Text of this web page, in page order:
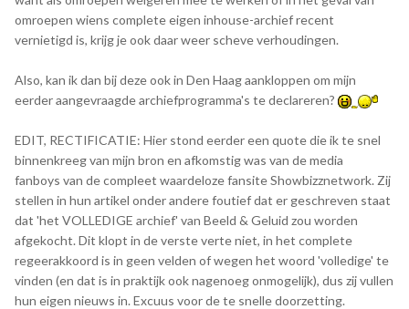
omroepen wiens complete eigen inhouse-archief recent
vernietigd is, krijg je ook daar weer scheve verhoudingen.
Also, kan ik dan bij deze ook in Den Haag aankloppen om mijn
eerder aangevraagde archiefprogramma's te declareren?
EDIT, RECTIFICATIE: Hier stond eerder een quote die ik te snel
binnenkreeg van mijn bron en afkomstig was van de media
fanboys van de compleet waardeloze fansite Showbizznetwork. Zij
stellen in hun artikel onder andere foutief dat er geschreven staat
dat 'het VOLLEDIGE archief' van Beeld & Geluid zou worden
afgekocht. Dit klopt in de verste verte niet, in het complete
regeerakkoord is in geen velden of wegen het woord 'volledige' te
vinden (en dat is in praktijk ook nagenoeg onmogelijk), dus zij vullen
hun eigen nieuws in. Excuus voor de te snelle doorzetting.